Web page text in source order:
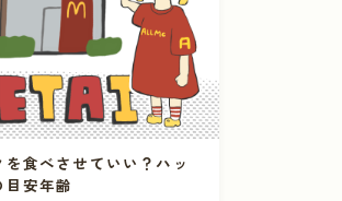
食べさせていい？ハッ
目安年齢